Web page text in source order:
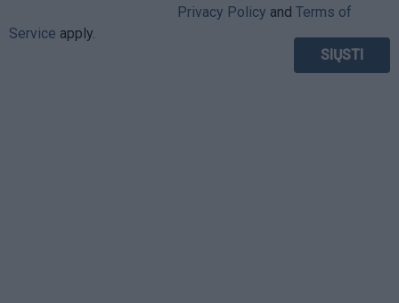
Privacy Policy and Terms of
Service apply.